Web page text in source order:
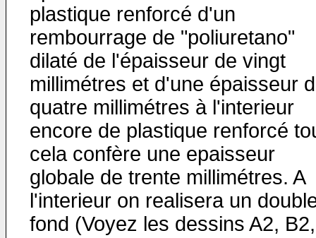
plastique renforcé d'un
rembourrage de "poliuretano"
dilaté de l'épaisseur de vingt
millimétres et d'une épaisseur
quatre millimétres à l'interieur
encore de plastique renforcé
cela confère une epaisseur
globale de trente millimétres. A
l'interieur on realisera un
fond (Voyez les dessins A2, B2,